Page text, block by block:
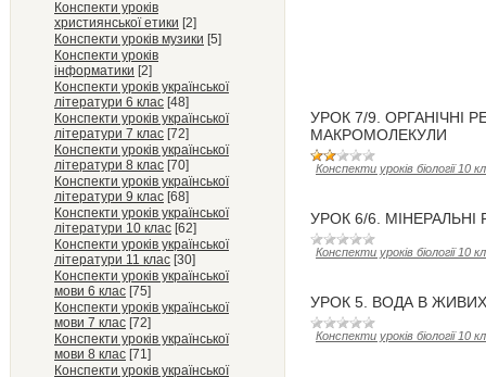
Конспекти уроків
християнської етики [2]
Конспекти уроків музики [5]
Конспекти уроків
інформатики [2]
Конспекти уроків української
літератури 6 клас [48]
Конспекти уроків української
літератури 7 клас [72]
Конспекти уроків української
літератури 8 клас [70]
Конспекти уроків української
літератури 9 клас [68]
Конспекти уроків української
літератури 10 клас [62]
Конспекти уроків української
літератури 11 клас [30]
Конспекти уроків української
мови 6 клас [75]
Конспекти уроків української
мови 7 клас [72]
Конспекти уроків української
мови 8 клас [71]
Конспекти уроків української
УРОК 7/9. ОРГАНІЧНІ
МАКРОМОЛЕКУЛИ
Конспекти уроків біології 10
УРОК 6/6.
Конспекти уроків біології 10
УРОК 5. ВОДА В
Конспекти уроків біології 10